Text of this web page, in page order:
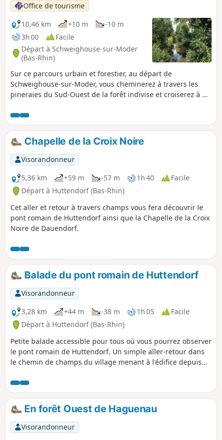
Office de tourisme
10,46 km
+10 m
-10 m
3h 00
Facile
Départ à Schweighouse-sur-Moder
(Bas-Rhin)
Sur ce parcours urbain et forestier, au départ de
Schweighouse-sur-Moder, vous cheminerez à travers les
pineraies du Sud-Ouest de la forêt indivise et croiserez à de
Nord et la Moder.
Chapelle de la Croix Noire
Visorandonneur
5,36 km
+59 m -57 m 1h 40
Facile
Départ à Huttendorf (Bas-Rhin)
Cet aller et retour à travers champs vous fera découvrir le
pont romain de Huttendorf ainsi que la Chapelle de la Croix
Noire de Dauendorf.
Balade du pont romain de Huttendorf
Visorandonneur
3,28 km
+44 m -38 m 1h 05
Facile
Départ à Huttendorf (Bas-Rhin)
Petite balade accessible pour tous où vous pourrez observer
le pont romain de Huttendorf. Un simple aller-retour dans
le chemin de champs du village menant à l'édifice depuis
En forêt Ouest de Haguenau
Visorandonneur